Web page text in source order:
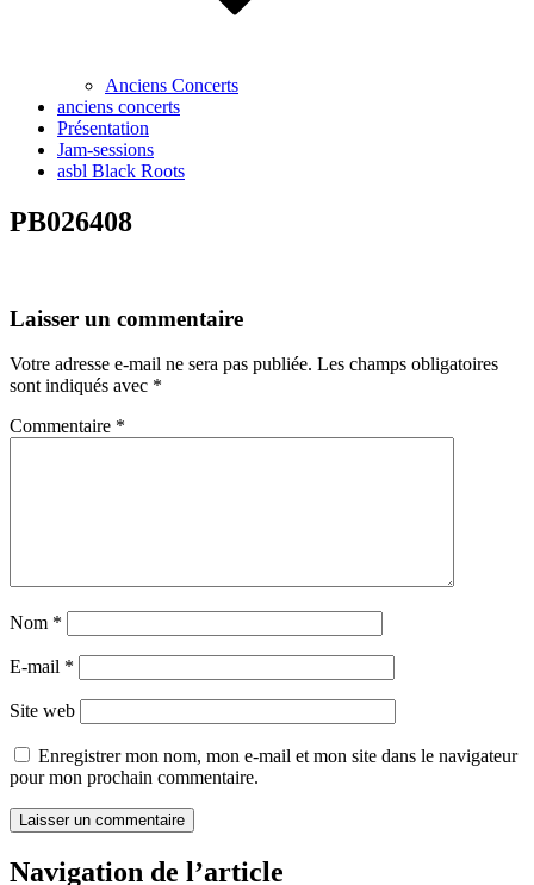
Anciens Concerts
anciens concerts
Présentation
Jam-sessions
asbl Black Roots
PB026408
Laisser un commentaire
Votre adresse e-mail ne sera pas publiée. Les champs obligatoires
sont indiqués avec *
Commentaire *
Nom *
E-mail *
Site web
Enregistrer mon nom, mon e-mail et mon site dans le navigateur
pour mon prochain commentaire.
Navigation de l’article